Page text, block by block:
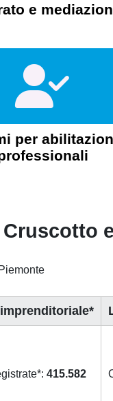
e
per
Cruscotto
415.582